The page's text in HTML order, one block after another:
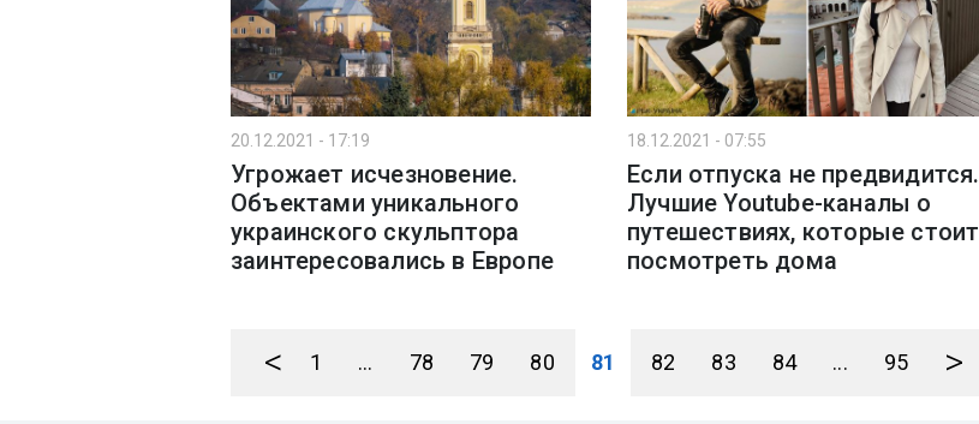
20.12.2021 - 17:19
Угрожает исчезновение.
Объектами уникального
украинского скульптора
заинтересовались в Европе
18.12.2021 - 07:55
Если отпуска не предвидится.
Лучшие Youtube-каналы о
путешествиях, которые стоит
посмотреть дома
< 1 ... 78 79 80 81 82 83 84 ... 95 >